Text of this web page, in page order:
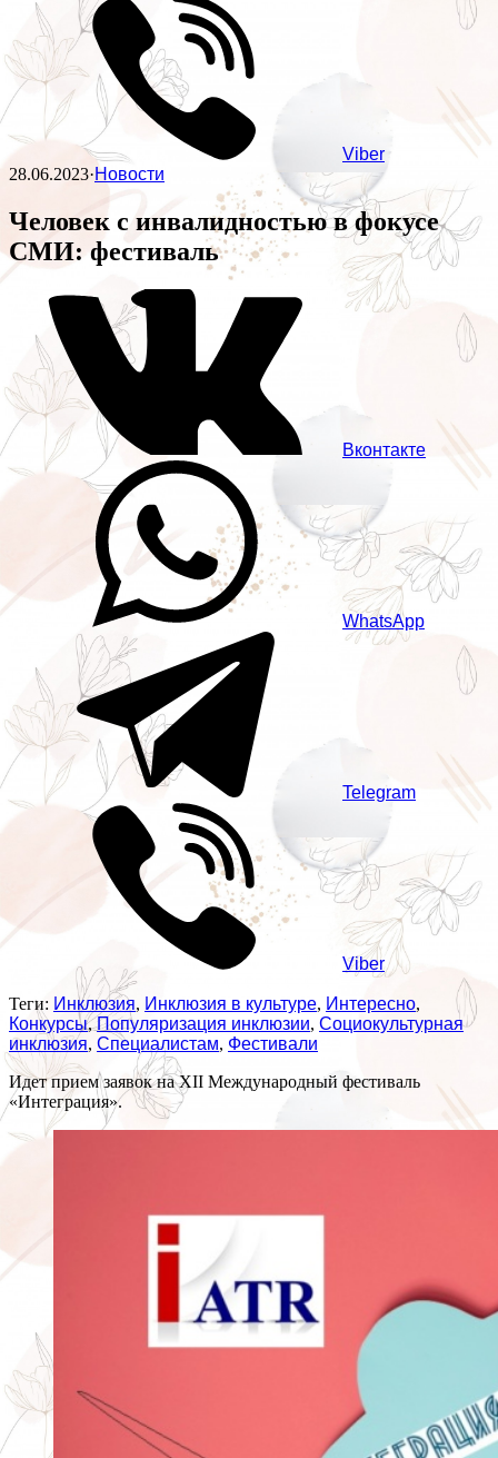
Viber
28.06.2023·Новости
Человек с инвалидностью в фокусе
СМИ: фестиваль
Вконтакте
WhatsApp
Telegram
Viber
Теги: Инклюзия, Инклюзия в культуре, Интересно,
Конкурсы,Популяризация инклюзии, Социокультурная
инклюзия, Специалистам, Фестивали
Идет прием заявок на XII Международный фестиваль
«Интеграция».